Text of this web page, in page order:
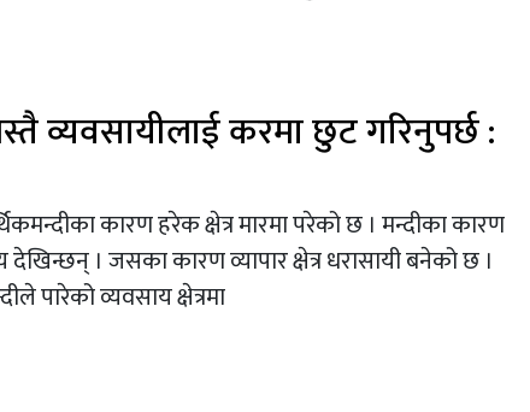
व्यवसायीलाई करमा छुट गरिनुपर्छ :
कारण हरेक क्षेत्र मारमा परेको छ । मन्दीका कारण
देखिन्छन् । जसका कारण व्यापार क्षेत्र धरासायी बनेको छ ।
पारेको व्यवसाय क्षेत्रमा